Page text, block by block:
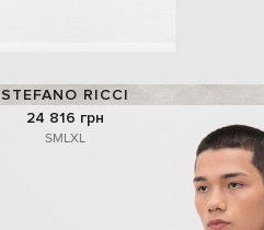
STEFANO RICCI
24 816 грн
SMLXL